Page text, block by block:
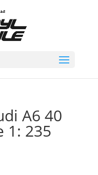
A6 40
1: 235